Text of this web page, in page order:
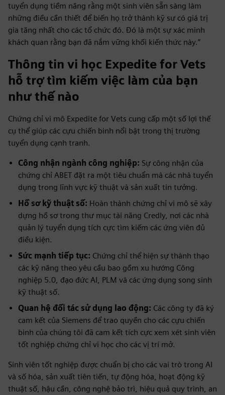
tuyển dụng tiềm năng rằng một sinh viên sẵn sàng làm
những điều cần thiết để biến họ trở thành kỹ sư có giá trị
gia tăng nhất cho các tổ chức đó. Đó là một sự xác minh
khách quan rằng bạn đã nắm vững khối kiến thức này.”
Thông tin vi học Expedite for Vets
hỗ trợ tìm kiếm việc làm của bạn
như thế nào
Chứng chỉ vi mô Expedite for Vets cung cấp một số lợi thế
cụ thể giúp các cựu chiến binh nổi bật trong thị trường
tuyển dụng cạnh tranh.
Công nhận ngành công nghiệp: Sự công nhận của
chứng chỉ ABET đặt ra một tiêu chuẩn mà các nhà tuyển
dụng trong lĩnh vực kỹ thuật và sản xuất tin tưởng.
Hồ sơ kỹ thuật số: Hoàn thành chứng chỉ vi mô sẽ xây
dựng hồ sơ trong thư mục tài năng Credly, nơi các nhà
quản lý tuyển dụng tích cực tìm kiếm các ứng viên đủ
điều kiện.
Sức mạnh tiếp tục: Chứng chỉ thể hiện sự thành thạo
các kỹ năng theo yêu cầu bao gồm xu hướng Công
nghiệp 5.0, đạo đức AI, PLM và các ứng dụng song sinh
kỹ thuật số.
Quan hệ đối tác sử dụng lao động: Các công ty đã ký
cam kết của Siemens để trao quyền cho các cựu chiến
binh của chúng tôi đã cam kết tích cực xem xét sinh viên
tốt nghiệp chứng chỉ vi học cho các vị trí mở.
Sinh viên tốt nghiệp được chuẩn bị cho các vai trò trong AI
và số hóa, sản xuất tiên tiến, tự động hóa, hoạt động kỹ
thuật số, hậu cần, công nghệ bảo trì, hiệu quả quy trình, an